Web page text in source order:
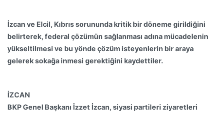
İzcan ve Elcil, Kıbrıs sorununda kritik bir döneme girildiğini
belirterek, federal çözümün sağlanması adına mücadelenin
yükseltilmesi ve bu yönde çözüm isteyenlerin bir araya
gelerek sokağa inmesi gerektiğini kaydettiler.
İZCAN
BKP Genel Başkanı İzzet İzcan, siyasi partileri ziyaretleri